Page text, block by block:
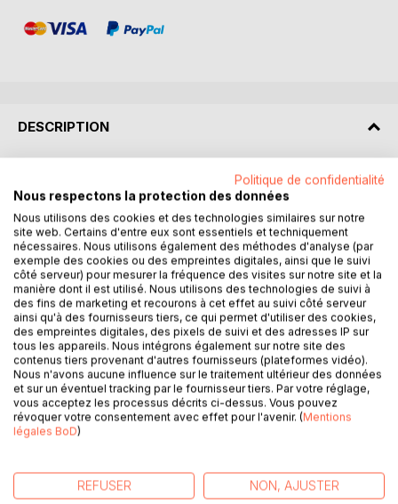
DESCRIPTION
Les auteurs de ce livre partent de l'observation des
incompréhensions et divisions entre filles et fils d'Afrique
sur la base de l'appartenance Chrétienne et Kémite. Cette
observation laisse place ensuite à une analyse profonde à
l'issue de laquelle les auteurs proposent des passerelles
qui devraient aboutir tout d'abord à un rapprochement et
enfin à une Union des energies pour le bonheur de
l'Afrique.
Le livre est composé de deux parties. La première partie
aborde les étymologies qui sclérosent le débat entre les
frères adhérant au Christianisme d'une part et aux
traditions d'autre part. Ensuite, il suit un exposé sur les
notions complexes de l'identité, la spiritualité et de
l'ontologie africaines. Il en ressort finalement que ces
en semble.
Politique de confidentialité
Nous respectons la protection des données
Nous utilisons des cookies et des technologies similaires sur notre
site web. Certains d'entre eux sont essentiels et techniquement
nécessaires. Nous utilisons également des méthodes d'analyse (par
exemple des cookies ou des empreintes digitales, ainsi que le suivi
côté serveur) pour mesurer la fréquence des visites sur notre site et la
manière dont il est utilisé. Nous utilisons des technologies de suivi à
des fins de marketing et recourons à cet effet au suivi côté serveur
ainsi qu'à des fournisseurs tiers, ce qui permet d'utiliser des cookies,
des empreintes digitales, des pixels de suivi et des adresses IP sur
tous les appareils. Nous intégrons également sur notre site des
contenus tiers provenant d'autres fournisseurs (plateformes vidéo).
Nous n'avons aucune influence sur le traitement ultérieur des données
et sur un éventuel tracking par le fournisseur tiers. Par votre réglage,
vous acceptez les processus décrits ci-dessus. Vous pouvez
révoquer votre consentement avec effet pour l'avenir. (Mentions
légales BoD)
REFUSER NON, AJUSTER